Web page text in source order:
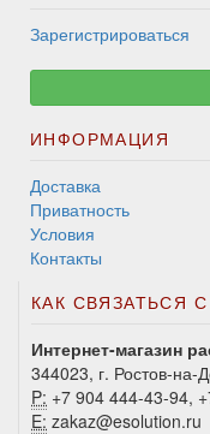
Зарегистрироваться
ИНФОРМАЦИЯ
Доставка
Приватность
Условия
Контакты
КАК СВЯЗАТЬСЯ
Интернет-магазин
344023, г. Ростов-на-
P: +7 904 444-43-94,
E: zakaz@esolution.ru